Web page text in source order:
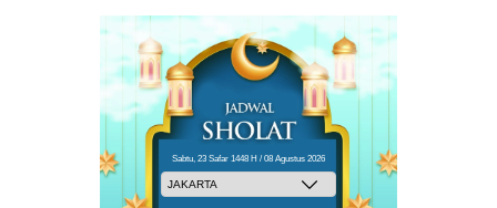
Sabtu, 23 Safar 1448 H / 08 Agustus 2026